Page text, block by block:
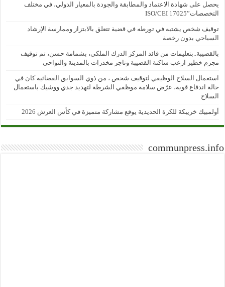
يحصل على شهادة الاعتماد والمطابقة والجودة بالمعيار الدولي، في مختلف
التخصصات”ISO/CEI 17025
توقيف شخص يشتبه في تورطه في قضية تتعلق بالابتزاز وممارسة الإرشاد
السياحي بدون رخصة
بالقصيبة..بتعليمات من قائد المركز الدرك الملكي، بشمامة حسن، تم توقيف
مجرم خطير ارعب ساكنة القصيبة وتاجر مخدرات بالمدينة والنواحي
استعمال السلاح الوظيفي لتوقيف شخص ، من ذوي السوابق القضائية كان في
حالة اندفاع قوية، عرّض سلامة موظفي الشرطة لتهديد جدي ووشيك باستعمال
السلاح
أولمبيك خريبكة للكرة الحديدية يوقع مشاركة متميزة في كأس العرش 2026
communpress.info